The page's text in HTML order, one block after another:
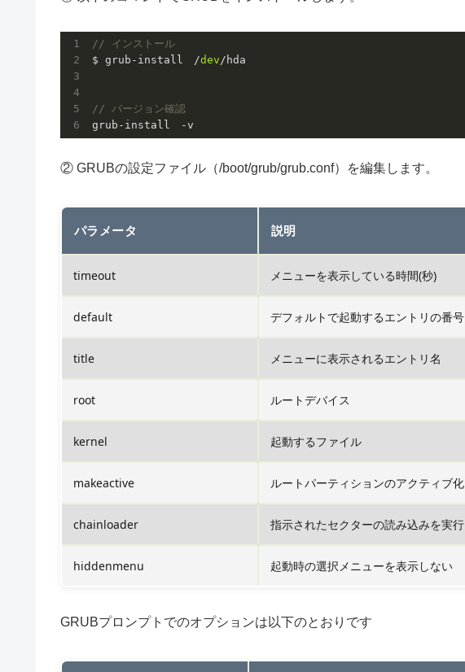
// インストール
$ grub-install　/dev/hda
// バージョン確認
② GRUBの設定ファイル（/boot/grub/grub.conf）を編集します。
パラメータ 説明
timeout メニューを表示している時間(秒)
default デフォルトで起動するエントリの番号
title メニューに表示されるエントリ名
root ルートデバイス
kernel 起動するファイル
makeactive ルートパーティションのアクティブ化
chainloader 指示されたセクターの読み込みを実行
hiddenmenu 起動時の選択メニューを表示しない
GRUBプロンプトでのオプションは以下のとおりです